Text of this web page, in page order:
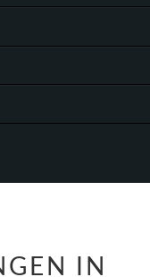
IN